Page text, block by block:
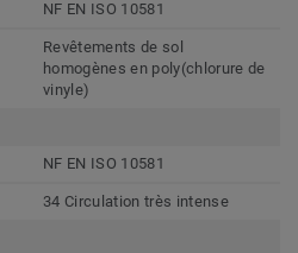
NF EN ISO 10581
Revêtements de sol
homogènes en poly(chlorure de
vinyle)
NF EN ISO 10581
34 Circulation très intense